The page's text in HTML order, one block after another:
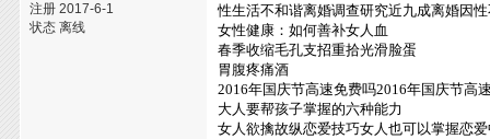
注册 2017-6-1
状态 离线
性生活不和谐离婚调查研究近九成离婚因
女性健康：如何善补女人血
春季收缩毛孔支招重拾光滑脸蛋
胃腹疼痛酒
2016年国庆节高速免费吗2016年国庆节高
大人要帮孩子掌握的六种能力
女人欲擒故纵恋爱技巧女人也可以掌握恋